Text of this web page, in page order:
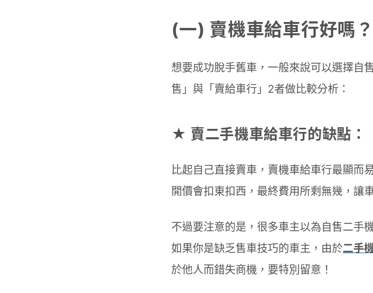
(一) 賣機車給車行好嗎
想要成功脫手舊車，一般來說可以選擇自
售」與「賣給車行」2者做比較分析：
★ 賣二手機車給車行的缺點：
比起自己直接賣車，賣機車給車行最顯
開價會扣東扣西，最終費用所剩無幾，讓
不過要注意的是，很多車主以為自售二手
如果你是缺乏售車技巧的車主，由於二手
於他人而錯失商機，要特別留意！